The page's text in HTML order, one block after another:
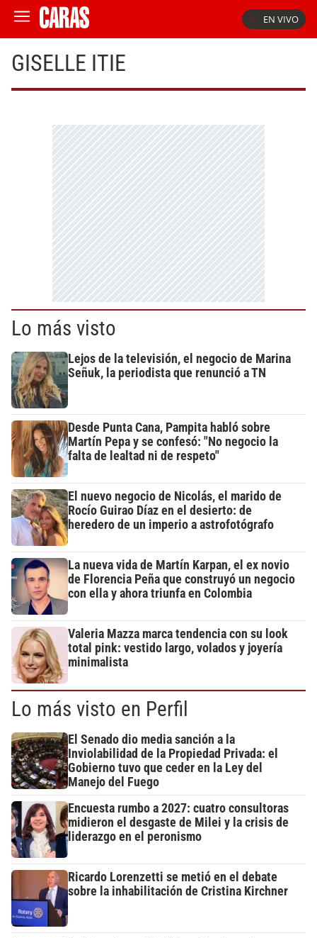
EN VIVO
GISELLE ITIE
Lo más visto
Lejos de la televisión, el negocio de Marina
Señuk, la periodista que renunció a TN
Desde Punta Cana, Pampita habló sobre
Martín Pepa y se confesó: "No negocio la
falta de lealtad ni de respeto"
El nuevo negocio de Nicolás, el marido de
Rocío Guirao Díaz en el desierto: de
heredero de un imperio a astrofotógrafo
La nueva vida de Martín Karpan, el ex novio
de Florencia Peña que construyó un negocio
con ella y ahora triunfa en Colombia
Valeria Mazza marca tendencia con su look
total pink: vestido largo, volados y joyería
minimalista
Lo más visto en Perfil
El Senado dio media sanción a la
Inviolabilidad de la Propiedad Privada: el
Gobierno tuvo que ceder en la Ley del
Manejo del Fuego
Encuesta rumbo a 2027: cuatro consultoras
midieron el desgaste de Milei y la crisis de
liderazgo en el peronismo
Ricardo Lorenzetti se metió en el debate
sobre la inhabilitación de Cristina Kirchner